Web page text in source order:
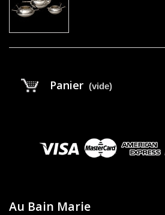
Panier (vide)
Au Bain Marie